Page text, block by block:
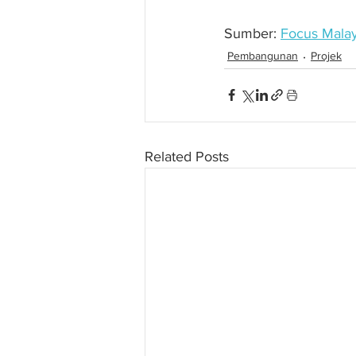
Sumber: Focus
Pembangunan Projek
Related Posts